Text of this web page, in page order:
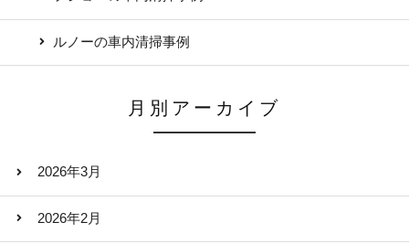
ルノーの車内清掃事例
月別アーカイブ
2026年3月
2026年2月